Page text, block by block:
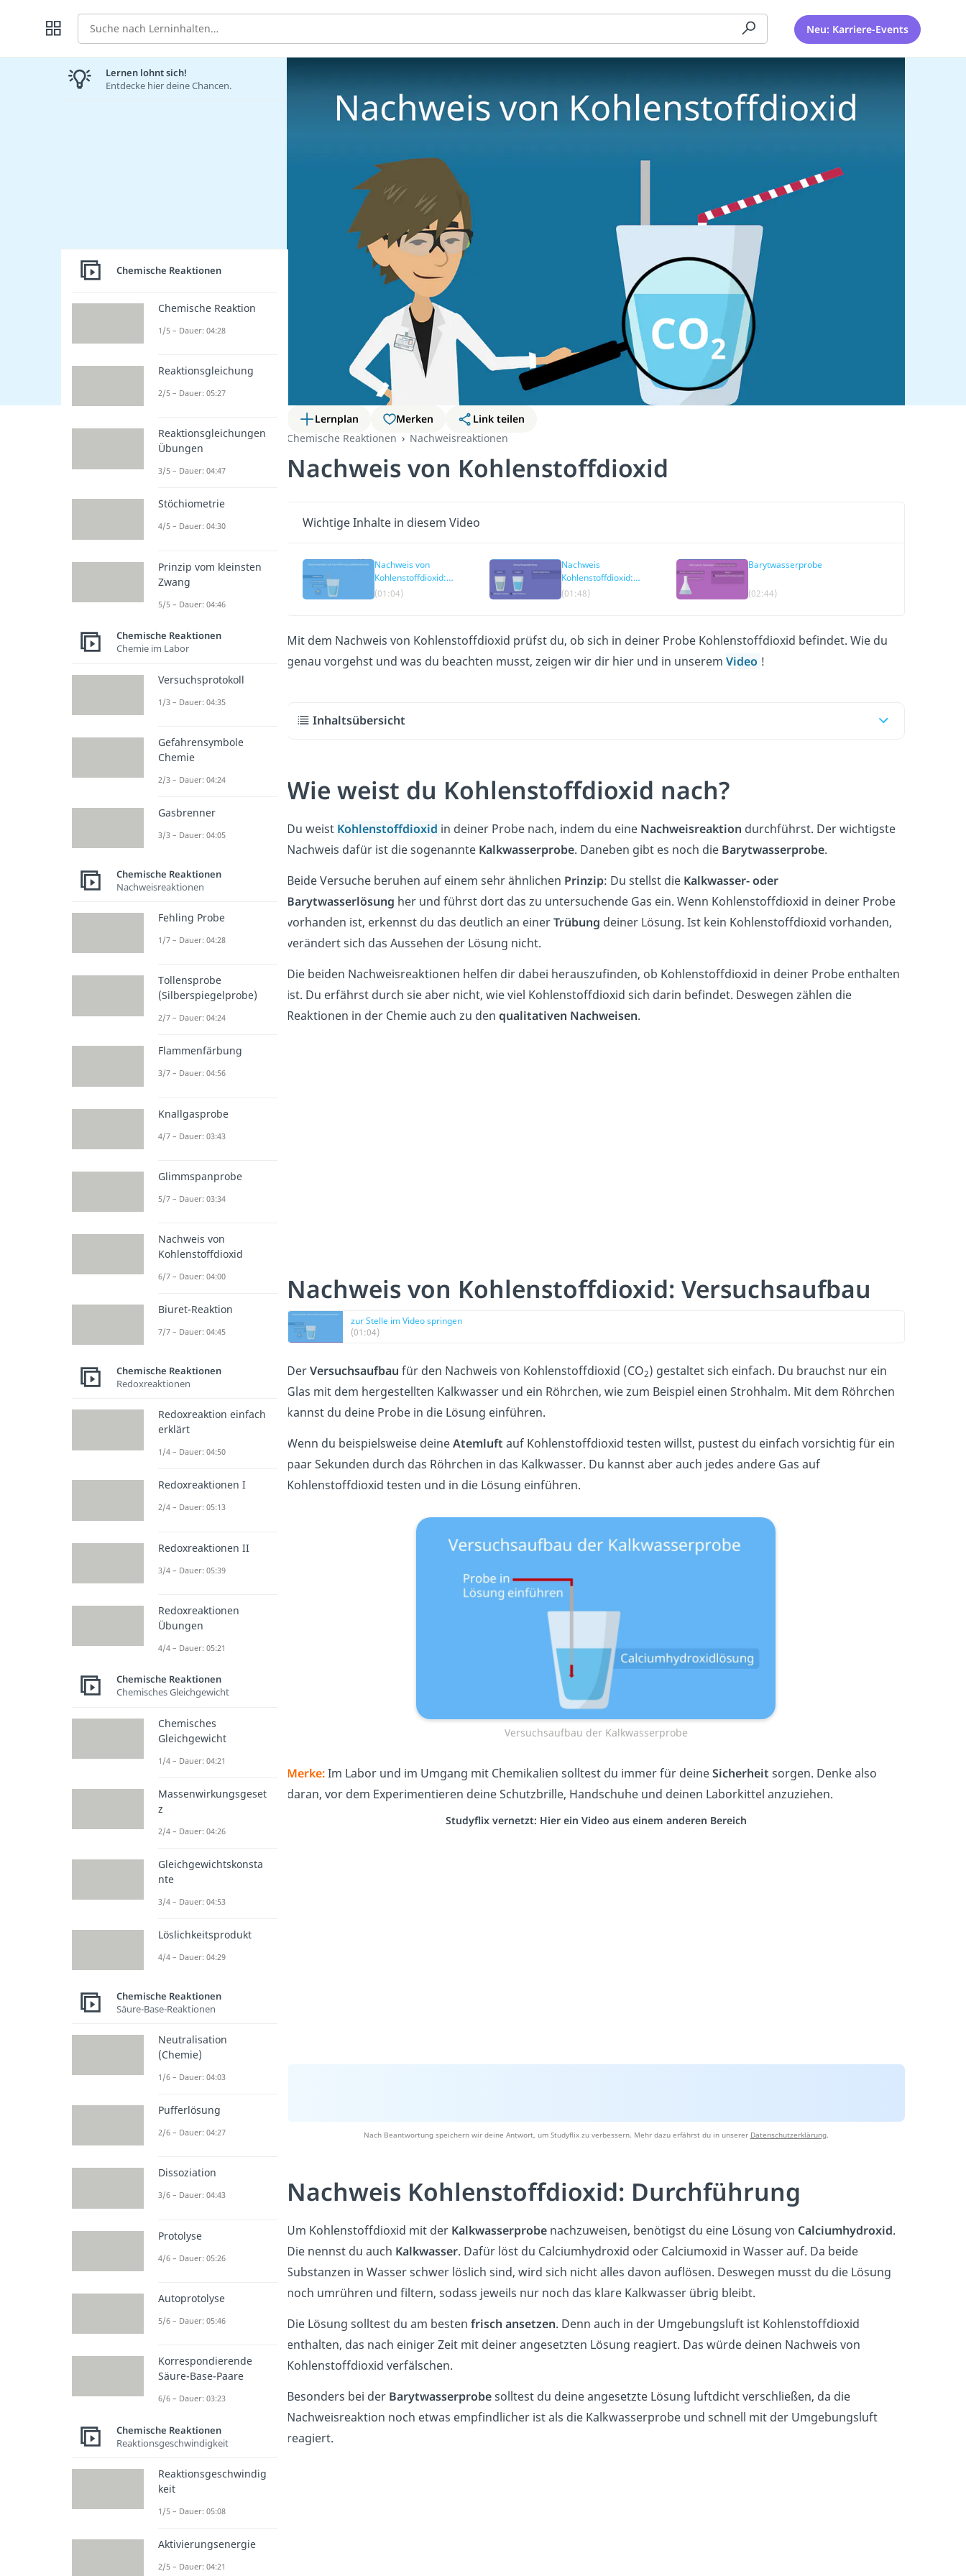
Suche Neu: Karriere-Events
Lernplan Merken
Link teilen
Chemische Reaktionen
Nachweisreaktionen
Nachweis von Kohlenstoffdioxid
Wichtige Inhalte in diesem Video
Nachweis von
Kohlenstoffdioxid:
Versuchsaufbau
(01:04)
Nachweis
Kohlenstoffdioxid:
Versuchsbeobachtung
(01:48)
Barytwasserprobe
(02:44)
Mit dem Nachweis von Kohlenstoffdioxid prüfst du, ob sich in deiner Probe Kohlenstoffdioxid befindet. Wie du
genau vorgehst und was du beachten musst, zeigen wir dir hier und in unserem Video !
Inhaltsübersicht
Wie weist du Kohlenstoffdioxid nach?
Du weist Kohlenstoffdioxid in deiner Probe nach, indem du eine Nachweisreaktion durchführst. Der wichtigste
Nachweis dafür ist die sogenannte Kalkwasserprobe. Daneben gibt es noch die Barytwasserprobe.
Beide Versuche beruhen auf einem sehr ähnlichen Prinzip: Du stellst die Kalkwasser- oder
Barytwasserlösung her und führst dort das zu untersuchende Gas ein. Wenn Kohlenstoffdioxid in deiner Probe
vorhanden ist, erkennst du das deutlich an einerTrübung deiner Lösung. Ist kein Kohlenstoffdioxid vorhanden,
verändert sich das Aussehen der Lösung nicht.
Die beiden Nachweisreaktionen helfen dir dabei herauszufinden, ob Kohlenstoffdioxid in deiner Probe enthalten
ist. Du erfährst durch sie aber nicht, wie viel Kohlenstoffdioxid sich darin befindet. Deswegen zählen die
Reaktionen in der Chemie auch zu den qualitativen Nachweisen.
Nachweis von Kohlenstoffdioxid: Versuchsaufbau
zur Stelle im Video springen
(01:04)
DerVersuchsaufbau für den Nachweis von Kohlenstoffdioxid (CO2) gestaltet sich einfach. Du brauchst nur ein
Glas mit dem hergestellten Kalkwasser und ein Röhrchen, wie zum Beispiel einen Strohhalm. Mit dem Röhrchen
kannst du deine Probe in die Lösung einführen.
Wenn du beispielsweise deineAtemluft auf Kohlenstoffdioxid testen willst, pustest du einfach vorsichtig für ein
paar Sekunden durch das Röhrchen in das Kalkwasser. Du kannst aber auch jedes andere Gas auf
Kohlenstoffdioxid testen und in die Lösung einführen.
Versuchsaufbau der Kalkwasserprobe
Merke:Im Labor und im Umgang mit Chemikalien solltest du immer für deineSicherheit sorgen. Denke also
daran, vor dem Experimentieren deine Schutzbrille, Handschuhe und deinen Laborkittel anzuziehen.
Studyflix vernetzt: Hier ein Video aus einem anderen Bereich
Nach Beantwortung speichern wir deine Antwort, um Studyflix zu verbessern. Mehr dazu erfährst du in unserer Datenschutzerklärung.
Nachweis Kohlenstoffdioxid: Durchführung
Um Kohlenstoffdioxid mit der Kalkwasserprobe nachzuweisen, benötigst du eine Lösung von Calciumhydroxid.
Die nennst du auch Kalkwasser. Dafür löst du Calciumhydroxid oder Calciumoxid in Wasser auf. Da beide
Substanzen in Wasser schwer löslich sind, wird sich nicht alles davon auflösen. Deswegen musst du die Lösung
noch umrühren und filtern, sodass jeweils nur noch das klare Kalkwasser übrig bleibt.
Die Lösung solltest du am besten frisch ansetzen. Denn auch in der Umgebungsluft ist Kohlenstoffdioxid
enthalten, das nach einiger Zeit mit deiner angesetzten Lösung reagiert. Das würde deinen Nachweis von
Kohlenstoffdioxid verfälschen.
Besonders bei der Barytwasserprobesolltest du deine angesetzte Lösung luftdicht verschließen, da die
Nachweisreaktion noch etwas empfindlicher ist als die Kalkwasserprobe und schnell mit der Umgebungsluft
reagiert.
Lernen lohnt sich!
Entdecke hier deine Chancen.
Chemische Reaktionen
Chemische Reaktion
1/5 – Dauer: 04:28
Reaktionsgleichung
2/5 – Dauer: 05:27
Reaktionsgleichungen
Übungen
3/5 – Dauer: 04:47
Stöchiometrie
4/5 – Dauer: 04:30
Prinzip vom kleinsten
Zwang
5/5 – Dauer: 04:46
Chemische Reaktionen
Chemie im Labor
Versuchsprotokoll
1/3 – Dauer: 04:35
Gefahrensymbole
Chemie
2/3 – Dauer: 04:24
Gasbrenner
3/3 – Dauer: 04:05
Chemische Reaktionen
Nachweisreaktionen
Fehling Probe
1/7 – Dauer: 04:28
Tollensprobe
(Silberspiegelprobe)
2/7 – Dauer: 04:24
Flammenfärbung
3/7 – Dauer: 04:56
Knallgasprobe
4/7 – Dauer: 03:43
Glimmspanprobe
5/7 – Dauer: 03:34
Nachweis von
Kohlenstoffdioxid
6/7 – Dauer: 04:00
Biuret-Reaktion
7/7 – Dauer: 04:45
Chemische Reaktionen
Redoxreaktionen
Redoxreaktion einfach
erklärt
1/4 – Dauer: 04:50
Redoxreaktionen I
2/4 – Dauer: 05:13
Redoxreaktionen II
3/4 – Dauer: 05:39
Redoxreaktionen
Übungen
4/4 – Dauer: 05:21
Chemische Reaktionen
Chemisches Gleichgewicht
Chemisches
Gleichgewicht
1/4 – Dauer: 04:21
Massenwirkungsgeset
z
2/4 – Dauer: 04:26
Gleichgewichtskonsta
nte
3/4 – Dauer: 04:53
Löslichkeitsprodukt
4/4 – Dauer: 04:29
Chemische Reaktionen
Säure-Base-Reaktionen
Neutralisation
(Chemie)
1/6 – Dauer: 04:03
Pufferlösung
2/6 – Dauer: 04:27
Dissoziation
3/6 – Dauer: 04:43
Protolyse
4/6 – Dauer: 05:26
Autoprotolyse
5/6 – Dauer: 05:46
Korrespondierende
Säure-Base-Paare
6/6 – Dauer: 03:23
Chemische Reaktionen
Reaktionsgeschwindigkeit
Reaktionsgeschwindig
keit
1/5 – Dauer: 05:08
Aktivierungsenergie
2/5 – Dauer: 04:21